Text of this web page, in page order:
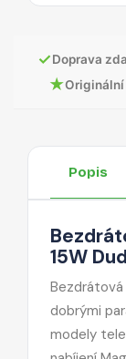
✓Doprava
★Originální
Popis
15W
Bezdrátová
dobrými
modely